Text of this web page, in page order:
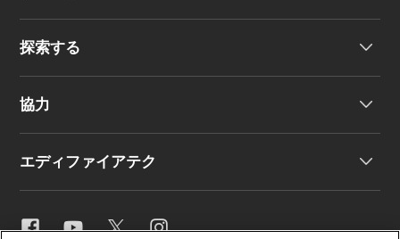
ワイヤレスイヤーバッド
お問い合わせ
探索する
ニュースルーム
協力
販売代理店になる
エディファイアテク
イコライザー設定